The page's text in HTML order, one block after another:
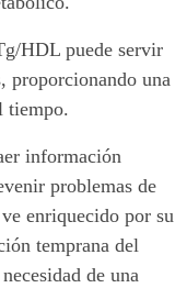
HDL puede servir
proporcionando una
tiempo.
información
problemas de
enriquecido por su
temprana del
de una